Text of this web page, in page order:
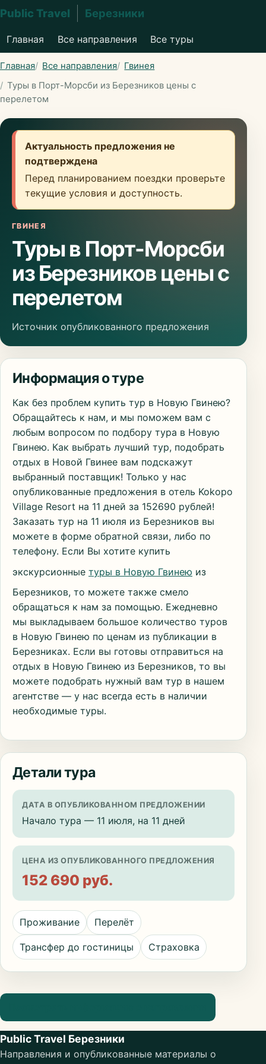
Public Travel Березники
Главная Все направления Все туры
Главная Все направления
Гвинея
Туры в Порт-Морсби из Березников цены с
перелетом
Актуальность предложения не
подтверждена
Перед планированием поездки проверьте
текущие условия и доступность.
ГВИНЕЯ
Туры в Порт-Морсби
из Березников цены с
перелетом
Источник опубликованного предложения
Информация о туре
Как без проблем купить тур в Новую Гвинею?
Обращайтесь к нам, и мы поможем вам с
любым вопросом по подбору тура в Новую
Гвинею. Как выбрать лучший тур, подобрать
отдых в Новой Гвинее вам подскажут
выбранный поставщик! Только у нас
опубликованные предложения в отель Kokopo
Village Resort на 11 дней за 152690 рублей!
Заказать тур на 11 июля из Березников вы
можете в форме обратной связи, либо по
телефону. Если Вы хотите купить
экскурсионные туры в Новую Гвинею из
Березников, то можете также смело
обращаться к нам за помощью. Ежедневно
мы выкладываем большое количество туров
в Новую Гвинею по ценам из публикации в
Березниках. Если вы готовы отправиться на
отдых в Новую Гвинею из Березников, то вы
можете подобрать нужный вам тур в нашем
агентстве — у нас всегда есть в наличии
необходимые туры.
Детали тура
ДАТА В ОПУБЛИКОВАННОМ ПРЕДЛОЖЕНИИ
Начало тура — 11 июля, на 11 дней
ЦЕНА ИЗ ОПУБЛИКОВАННОГО ПРЕДЛОЖЕНИЯ
152 690 руб.
Проживание Перелёт
Трансфер до гостиницы Страховка
Public Travel Березники
Направления и опубликованные материалы о